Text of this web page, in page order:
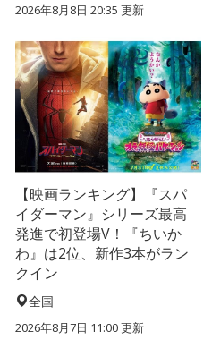
2026年8月8日 20:35 更新
【映画ランキング】『スパ
イダーマン』シリーズ最高
発進で初登場V！『ちいか
わ』は2位、新作3本がラン
クイン
全国
2026年8月7日 11:00更新